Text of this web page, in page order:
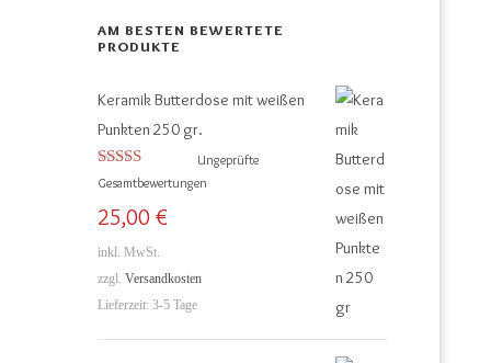
AM BESTEN BEWERTETE
PRODUKTE
Keramik Butterdose mit weißen
Punkten 250 gr.
Bewertet mit
Ungeprüfte
Gesamtbewertungen
25,00 €
inkl. MwSt.
zzgl. Versandkosten
Lieferzeit: 3-5 Tage